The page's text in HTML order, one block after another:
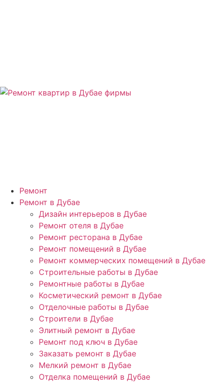
Ремонт
Ремонт в Дубае
Дизайн интерьеров в Дубае
Ремонт отеля в Дубае
Ремонт ресторана в Дубае
Ремонт помещений в Дубае
Ремонт коммерческих помещений в Дубае
Строительные работы в Дубае
Ремонтные работы в Дубае
Косметический ремонт в Дубае
Отделочные работы в Дубае
Строители в Дубае
Элитный ремонт в Дубае
Ремонт под ключ в Дубае
Заказать ремонт в Дубае
Мелкий ремонт в Дубае
Отделка помещений в Дубае